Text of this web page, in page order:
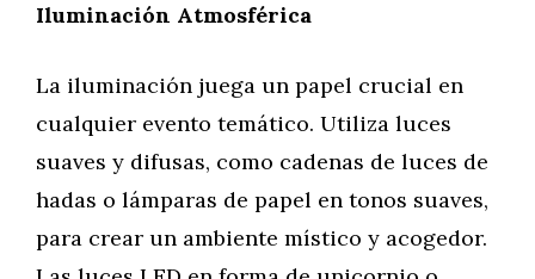
Iluminación Atmosférica
La iluminación juega un papel crucial en
cualquier evento temático. Utiliza luces
suaves y difusas, como cadenas de luces de
hadas o lámparas de papel en tonos suaves,
para crear un ambiente místico y acogedor.